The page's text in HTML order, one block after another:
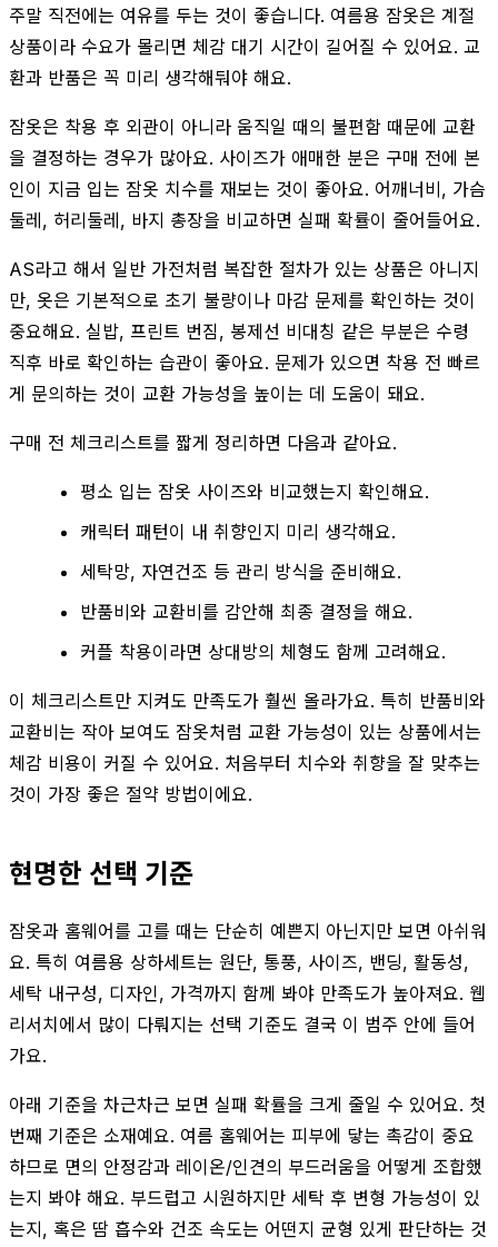
주말 직전에는 여유를 두는 것이 좋습니다. 여름용 잠옷은 계절
상품이라 수요가 몰리면 체감 대기 시간이 길어질 수 있어요. 교
환과 반품은 꼭 미리 생각해둬야 해요.
잠옷은 착용 후 외관이 아니라 움직일 때의 불편함 때문에 교환
을 결정하는 경우가 많아요. 사이즈가 애매한 분은 구매 전에 본
인이 지금 입는 잠옷 치수를 재보는 것이 좋아요. 어깨너비, 가슴
둘레, 허리둘레, 바지 총장을 비교하면 실패 확률이 줄어들어요.
AS라고 해서 일반 가전처럼 복잡한 절차가 있는 상품은 아니지
만, 옷은 기본적으로 초기 불량이나 마감 문제를 확인하는 것이
중요해요. 실밥, 프린트 번짐, 봉제선 비대칭 같은 부분은 수령
직후 바로 확인하는 습관이 좋아요. 문제가 있으면 착용 전 빠르
게 문의하는 것이 교환 가능성을 높이는 데 도움이 돼요.
구매 전 체크리스트를 짧게 정리하면 다음과 같아요.
평소 입는 잠옷 사이즈와 비교했는지 확인해요.
캐릭터 패턴이 내 취향인지 미리 생각해요.
세탁망, 자연건조 등 관리 방식을 준비해요.
반품비와 교환비를 감안해 최종 결정을 해요.
커플 착용이라면 상대방의 체형도 함께 고려해요.
이 체크리스트만 지켜도 만족도가 훨씬 올라가요. 특히 반품비와
교환비는 작아 보여도 잠옷처럼 교환 가능성이 있는 상품에서는
체감 비용이 커질 수 있어요. 처음부터 치수와 취향을 잘 맞추는
것이 가장 좋은 절약 방법이에요.
현명한 선택 기준
잠옷과 홈웨어를 고를 때는 단순히 예쁜지 아닌지만 보면 아쉬워
요. 특히 여름용 상하세트는 원단, 통풍, 사이즈, 밴딩, 활동성,
세탁 내구성, 디자인, 가격까지 함께 봐야 만족도가 높아져요. 웹
리서치에서 많이 다뤄지는 선택 기준도 결국 이 범주 안에 들어
가요.
아래 기준을 차근차근 보면 실패 확률을 크게 줄일 수 있어요. 첫
번째 기준은 소재예요. 여름 홈웨어는 피부에 닿는 촉감이 중요
하므로 면의 안정감과 레이온/인견의 부드러움을 어떻게 조합했
는지 봐야 해요. 부드럽고 시원하지만 세탁 후 변형 가능성이 있
는지, 혹은 땀 흡수와 건조 속도는 어떤지 균형 있게 판단하는 것